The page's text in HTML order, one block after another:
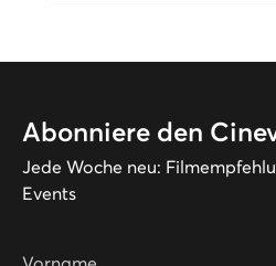
Abonniere den
Jede Woche neu:
Events
Vorname